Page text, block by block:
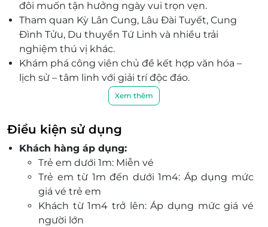
đôi muốn tận hưởng ngày vui trọn vẹn.
Tham quan Kỳ Lân Cung, Lâu Đài Tuyết, Cung
Đình Tửu, Du thuyền Tứ Linh và nhiều trải
nghiệm thú vị khác.
Khám phá công viên chủ đề kết hợp văn hóa –
lịch sử – tâm linh với giải trí độc đáo.
Bao gồm cả dịch vụ taxi trong nội khu giúp di
chuyển tiện lợi, tối ưu thời gian tham quan.
Không gian rộng lớn, kết hợp vẻ đẹp truyền
thống với công nghệ trò chơi hiện đại.
Voucher tích hợp, không cần mua thêm vé lẻ
từng trò – tiện lợi và tiết kiệm tối đa.
Đặt vé qua LifeLink nhanh chóng – dễ dàng –
nhiều ưu đãi hấp dẫn.
Xem thêm
Điều kiện sử dụng
Khách hàng áp dụng:
Trẻ em dưới 1m: Miễn vé
Trẻ em từ 1m đến dưới 1m4: Áp dụng mức
giá vé trẻ em
Khách từ 1m4 trở lên: Áp dụng mức giá vé
người lớn